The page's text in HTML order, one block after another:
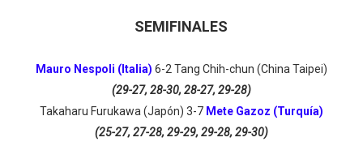
SEMIFINALES
Mauro Nespoli (Italia) 6-2 Tang Chih-chun (China Taipei)
(29-27, 28-30, 28-27, 29-28)
Takaharu Furukawa (Japón) 3-7 Mete Gazoz (Turquía)
(25-27, 27-28, 29-29, 29-28, 29-30)